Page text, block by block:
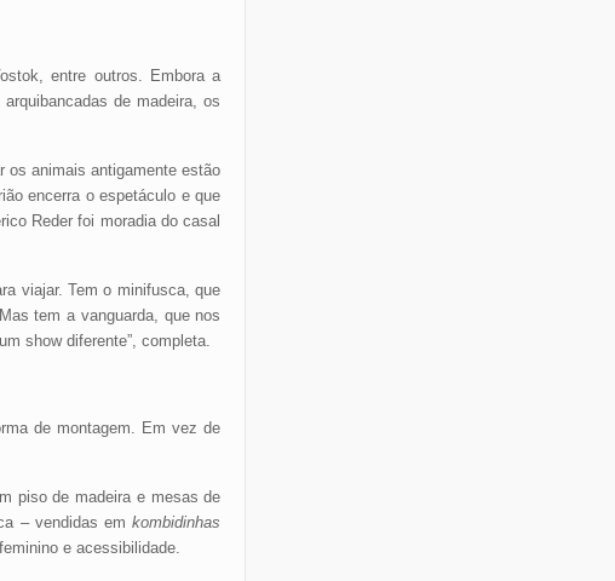
entre outros. Embora a
de madeira, os
os animais antigamente estão
encerra o espetáculo e que
Reder foi moradia do casal
viajar. Tem o minifusca, que
tem a vanguarda, que nos
show diferente”, completa.
de montagem. Em vez de
piso de madeira e mesas de
– vendidas emkombidinhas
e acessibilidade.